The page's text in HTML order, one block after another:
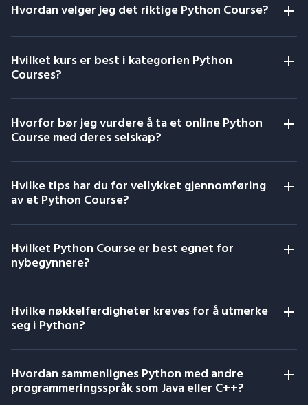
Hvordan velger jeg det riktige Python Course?
Hvilket kurs er best i kategorien Python
Courses?
Hvorfor bør jeg vurdere å ta et online Python
Course med deres selskap?
Hvilke tips har du for vellykket gjennomføring
av et Python Course?
Hvilket Python Course er best egnet for
nybegynnere?
Hvilke nøkkelferdigheter kreves for å utmerke
seg i Python?
Hvordan sammenlignes Python med andre
programmeringsspråk som Java eller C++?